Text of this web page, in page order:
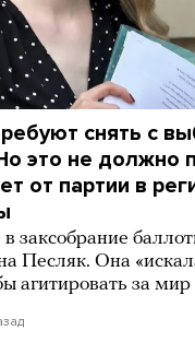
снять с
это не должно
от партии в
заксобрание
Песляк. Она
агитировать за мир